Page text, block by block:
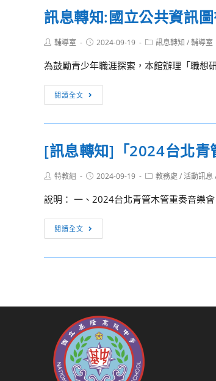
基
區
表
演
藝
術
研
習
營
第
屆
清
管
力
苗
成
長
訊息轉知:國立公共資訊
Post輔導室
Post2024-09-19
Post訊息轉知 /輔導室
為鼓勵青少年職涯探索，本館辦理「職想
閱讀全文
息
轉
國
公
共
圖
究
室
──
技
[訊息轉知]「2024台北青
Post特教組
Post2024-09-19
Post教務處 /活動訊息
說明： 一、2024台北青管木管重奏音樂
閱讀全文
息
轉
北
青
管
木
管